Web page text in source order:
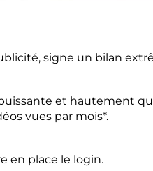
signe un bilan
et hautement
vues par mois*.
en place le login.